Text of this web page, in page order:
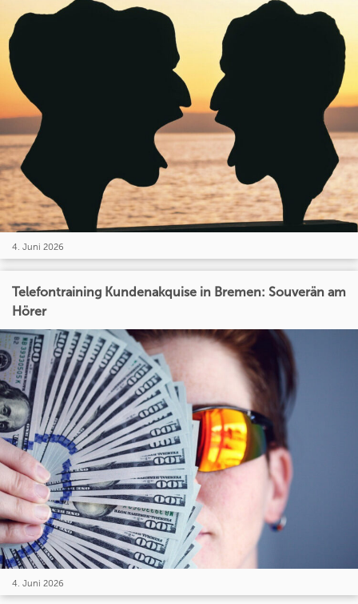
4. Juni 2026
Telefontraining Kundenakquise in Bremen: Souverän am
Hörer
4. Juni 2026